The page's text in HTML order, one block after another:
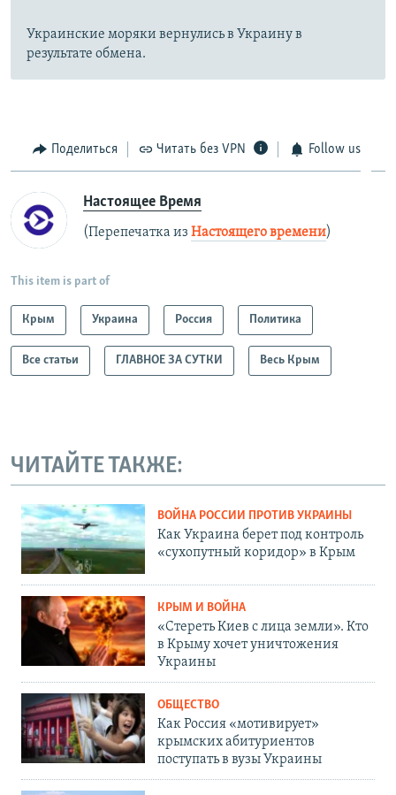
Украинские моряки вернулись в Украину в
результате обмена.
Поделиться Читать без VPN Follow us
Настоящее Время
(Перепечатка из Настоящего времени)
This item is part of
Крым Украина Россия Политика
Все статьи ГЛАВНОЕ ЗА СУТКИ Весь Крым
ЧИТАЙТЕ ТАКЖЕ:
ВОЙНА РОССИИ ПРОТИВ УКРАИНЫ
Как Украина берет под контроль
«сухопутный коридор» в Крым
КРЫМ И ВОЙНА
«Стереть Киев с лица земли». Кто
в Крыму хочет уничтожения
Украины
ОБЩЕСТВО
Как Россия «мотивирует»
крымских абитуриентов
поступать в вузы Украины